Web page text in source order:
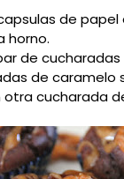
de papel
horno.
de
de caramelo
otra cucharada